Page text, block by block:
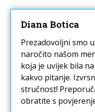
Diana Botica
Prezadovoljni smo
naročito našom
koja je uvijek bila
kakvo pitanje.
stručnost!
obratite s